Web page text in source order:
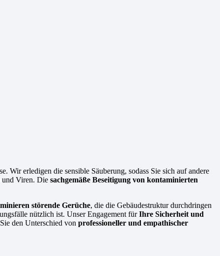
Wir erledigen die sensible Säuberung, sodass Sie sich auf andere
und Viren. Die sachgemäße Beseitigung von kontaminierten
störende Gerüche, die die Gebäudestruktur durchdringen
nützlich ist. Unser Engagement fürIhre Sicherheit und
den Unterschied von professioneller und empathischer